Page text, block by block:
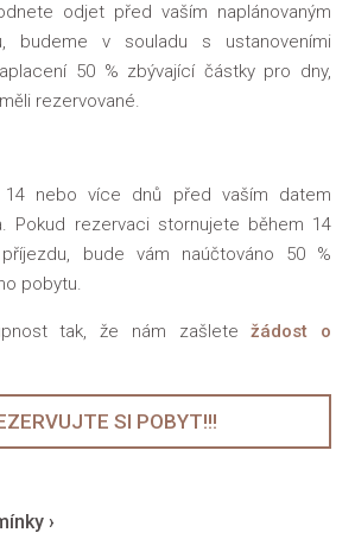
odjet před vaším naplánovaným
budeme v souladu s ustanoveními
50 % zbývající částky pro dny,
rezervované.
14 nebo více dnů před vaším datem
Pokud rezervaci stornujete během 14
bude vám naúčtováno 50 %
pobytu.
tak, že nám zašletežádost o
SI POBYT!!!
›